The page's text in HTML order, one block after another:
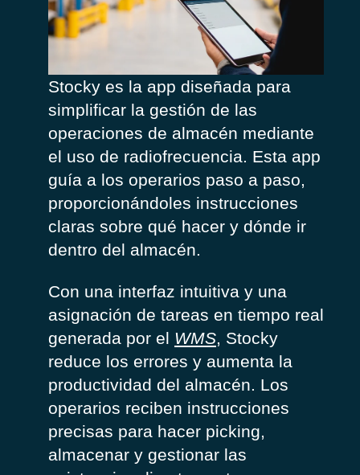
Stocky es la app diseñada para
simplificar la gestión de las
operaciones de almacén mediante
el uso de radiofrecuencia. Esta app
guía a los operarios paso a paso,
proporcionándoles instrucciones
claras sobre qué hacer y dónde ir
dentro del almacén.
Con una interfaz intuitiva y una
asignación de tareas en tiempo real
generada por el WMS, Stocky
reduce los errores y aumenta la
productividad del almacén. Los
operarios reciben instrucciones
precisas para hacer picking,
almacenar y gestionar las